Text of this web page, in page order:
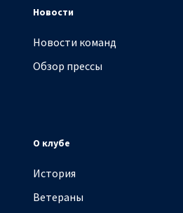
Новости
Новости команд
Обзор прессы
О клубе
История
Ветераны